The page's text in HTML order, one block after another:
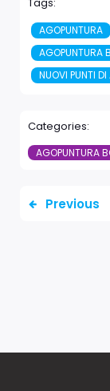
AGOPUNTURA
AGOPUNTURA
NUOVI PUNTI
Categories:
AGOPUNTURA
Previous